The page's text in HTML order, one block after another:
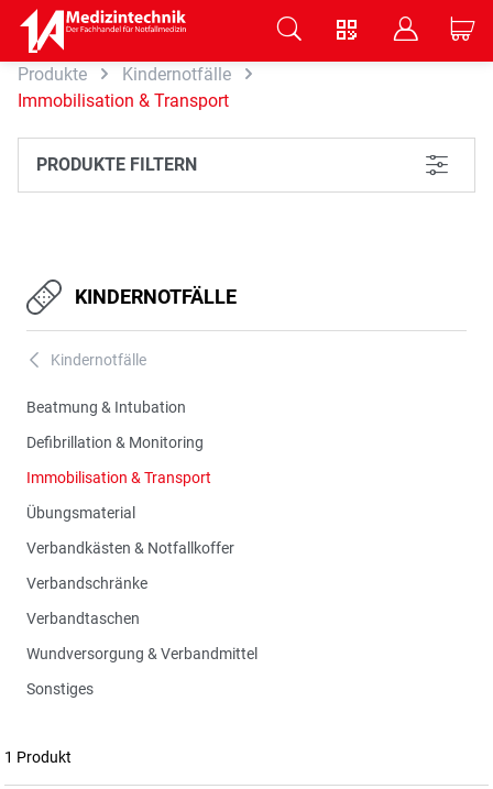
Zum Hauptinhalt springen
V B C
Produkte
Kindernotfälle
Immobilisation & Transport
PRODUKTE FILTERN L
KINDERNOTFÄLLE
A Kindernotfälle
Beatmung & Intubation
Defibrillation & Monitoring
Immobilisation & Transport
Übungsmaterial
Verbandkästen & Notfallkoffer
Verbandschränke
Verbandtaschen
Wundversorgung & Verbandmittel
Sonstiges
1 Produkt